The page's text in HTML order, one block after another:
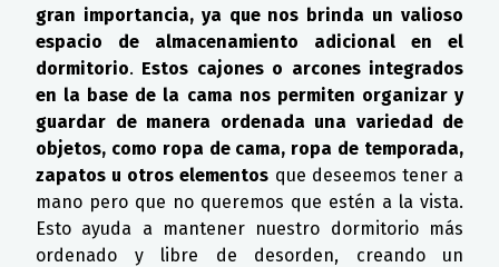
gran importancia, ya que nos brinda un valioso
espacio de almacenamiento adicional en el
dormitorio. Estos cajones o arcones integrados
en la base de la cama nos permiten organizar y
guardar de manera ordenada una variedad de
objetos, como ropa de cama, ropa de temporada,
zapatos u otros elementos que deseemos tener a
mano pero que no queremos que estén a la vista.
Esto ayuda a mantener nuestro dormitorio más
ordenado y libre de desorden, creando un